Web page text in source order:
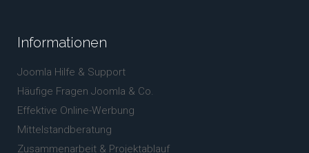
Informationen
Joomla Hilfe & Support
Häufige Fragen Joomla & Co.
Effektive Online-Werbung
Mittelstandberatung
Zusammenarbeit & Projektablauf